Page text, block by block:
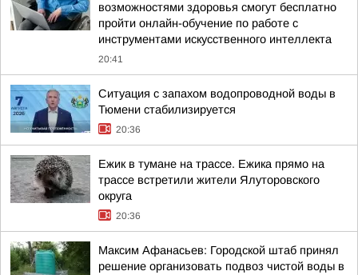
возможностями здоровья смогут бесплатно
пройти онлайн-обучение по работе с
инструментами искусственного интеллекта
20:41
Ситуация с запахом водопроводной воды в
Тюмени стабилизируется
20:36
Ежик в тумане на трассе. Ежика прямо на
трассе встретили жители Ялуторовского
округа
20:36
Максим Афанасьев: Городской штаб принял
решение организовать подвоз чистой воды в